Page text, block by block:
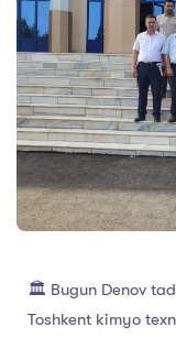
🏛 Bugun Denov
Toshkent kimyo